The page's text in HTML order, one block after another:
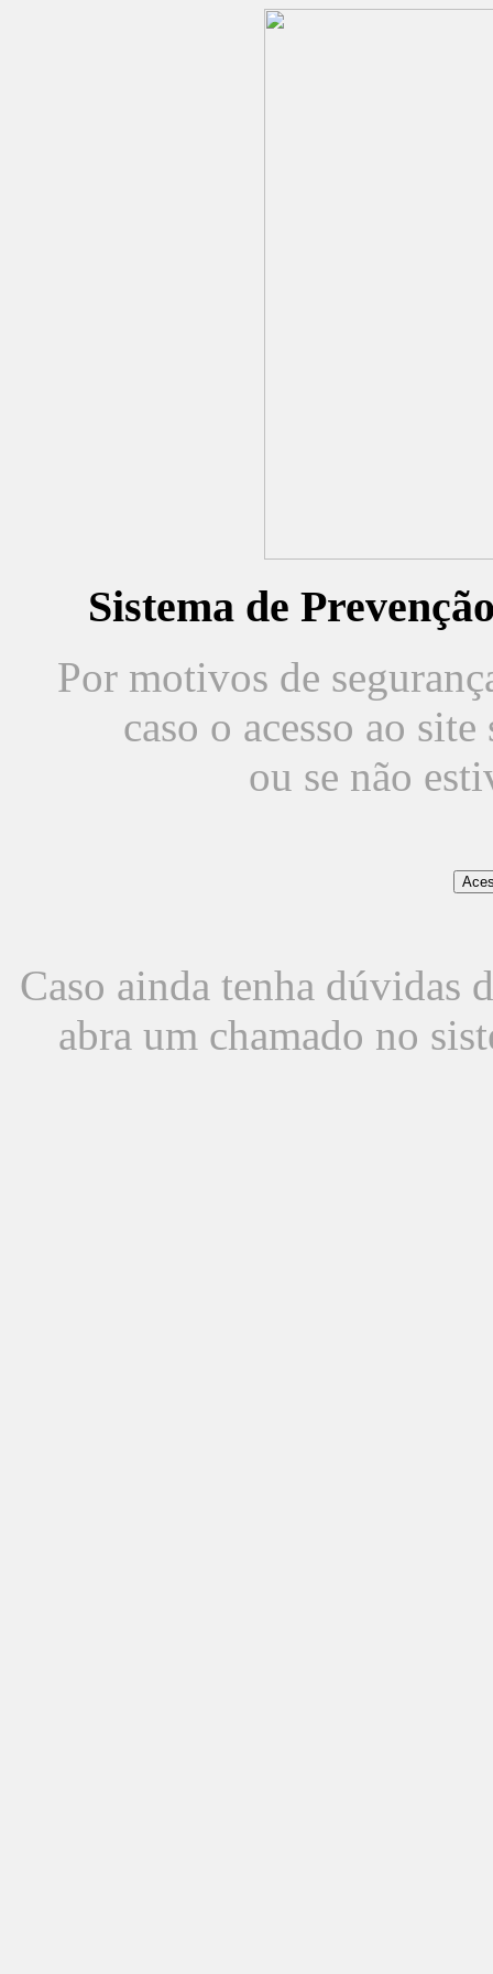
Sistema de
Por motivos de
caso o acesso ao
ou se não
Caso ainda tenha dúvidas
abra um chamado no